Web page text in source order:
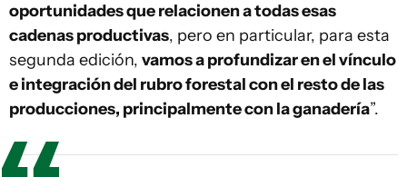
oportunidades que relacionen a todas esas
cadenas productivas, pero en particular, para esta
segunda edición, vamos a profundizar en el vínculo
e integración del rubro forestal con el resto de las
producciones, principalmente con la ganadería”.